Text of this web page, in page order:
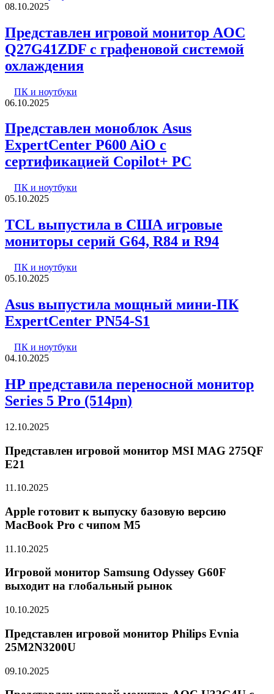
08.10.2025
Представлен игровой монитор AOC
Q27G41ZDF с графеновой системой
охлаждения
ПК и ноутбуки
06.10.2025
Представлен моноблок Asus
ExpertCenter P600 AiO с
сертификацией Copilot+ PC
ПК и ноутбуки
05.10.2025
TCL выпустила в США игровые
мониторы серий G64, R84 и R94
ПК и ноутбуки
05.10.2025
Asus выпустила мощный мини-ПК
ExpertCenter PN54-S1
ПК и ноутбуки
04.10.2025
HP представила переносной монитор
Series 5 Pro (514pn)
12.10.2025
Представлен игровой монитор MSI MAG 275QF
E21
11.10.2025
Apple готовит к выпуску базовую версию
MacBook Pro с чипом M5
11.10.2025
Игровой монитор Samsung Odyssey G60F
выходит на глобальный рынок
10.10.2025
Представлен игровой монитор Philips Evnia
25M2N3200U
09.10.2025